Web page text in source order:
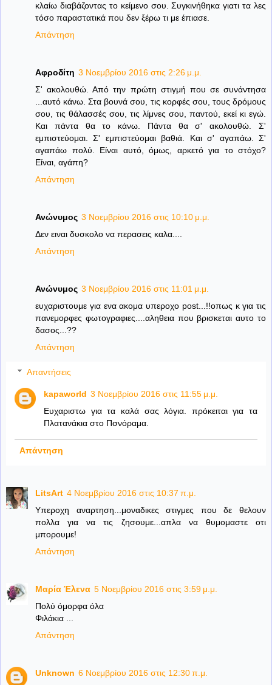
κλαίω διαβάζοντας το κείμενο σου. Συγκινήθηκα γιατι τα λες
τόσο παραστατικά που δεν ξέρω τι με έπιασε.
Απάντηση
Αφροδίτη 3 Νοεμβρίου 2016 στις 2:26 μ.μ.
Σ' ακολουθώ. Από την πρώτη στιγμή που σε συνάντησα
...αυτό κάνω. Στα βουνά σου, τις κορφές σου, τους δρόμους
σου, τις θάλασσές σου, τις λίμνες σου, παντού, εκεί κι εγώ.
Και πάντα θα το κάνω. Πάντα θα σ' ακολουθώ. Σ'
εμπιστεύομαι. Σ' εμπιστεύομαι βαθιά. Και σ' αγαπάω. Σ'
αγαπάω πολύ. Είναι αυτό, όμως, αρκετό για το στόχο?
Είναι, αγάπη?
Απάντηση
Ανώνυμος 3 Νοεμβρίου 2016 στις 10:10 μ.μ.
Δεν ειναι δυσκολο να περασεις καλα....
Απάντηση
Ανώνυμος 3 Νοεμβρίου 2016 στις 11:01 μ.μ.
ευχαριστουμε για ενα ακομα υπεροχο post...!!oπως κ για τις
πανεμορφες φωτογραφιες....αληθεια που βρισκεται αυτο το
δασος...??
Απάντηση
Απαντήσεις
kapaworld 3 Νοεμβρίου 2016 στις 11:55 μ.μ.
Ευχαριστω για τα καλά σας λόγια. πρόκειται για τα
Πλατανάκια στο Πσνόραμα.
Απάντηση
LitsArt 4 Νοεμβρίου 2016 στις 10:37 π.μ.
Υπεροχη αναρτηση...μοναδικες στιγμες που δε θελουν
πολλα για να τις ζησουμε...απλα να θυμομαστε οτι
μπορουμε!
Απάντηση
Μαρία Έλενα 5 Νοεμβρίου 2016 στις 3:59 μ.μ.
Πολύ όμορφα όλα
Φιλάκια ...
Απάντηση
Unknown 6 Νοεμβρίου 2016 στις 12:30 π.μ.